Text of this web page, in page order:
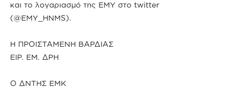
και το λογαριασμό της ΕΜΥ στο twitter
(@EMY_HNMS).
Η ΠΡΟΙΣΤΑΜΕΝΗ ΒΑΡΔΙΑΣ
ΕΙΡ. ΕΜ. ΔΡΗ
Ο ΔΝΤΗΣ ΕΜΚ